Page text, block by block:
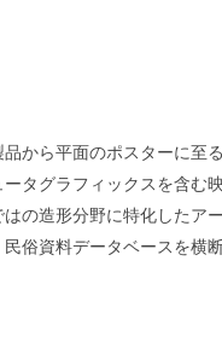
から平面のポスターに至
タグラフィックスを含む
の造形分野に特化したア
俗資料データベースを横